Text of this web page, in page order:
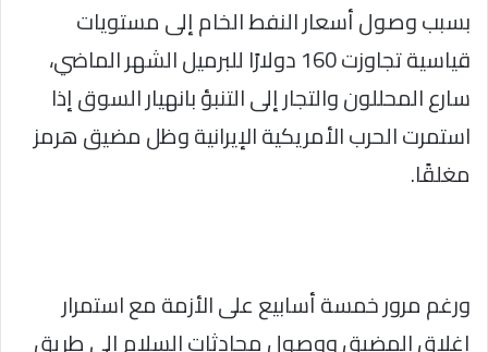
بسبب وصول أسعار النفط الخام إلى مستويات
قياسية تجاوزت 160 دولارًا للبرميل الشهر الماضي،
سارع المحللون والتجار إلى التنبؤ بانهيار السوق إذا
استمرت الحرب الأمريكية الإيرانية وظل مضيق هرمز
مغلقًا.
ورغم مرور خمسة أسابيع على الأزمة مع استمرار
إغلاق المضيق ووصول محادثات السلام إلى طريق